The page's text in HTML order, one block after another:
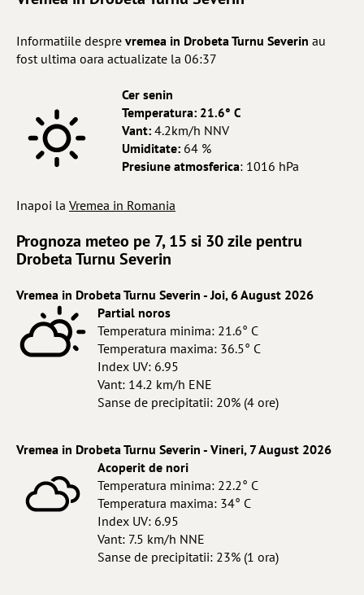
Informatiile despre vremea in Drobeta Turnu Severin au
fost ultima oara actualizate la 06:37
Cer senin
Temperatura: 21.6° C
Vant: 4.2km/h NNV
Umiditate: 64 %
Presiune atmosferica: 1016 hPa
Inapoi la Vremea in Romania
Prognoza meteo pe 7, 15 si 30 zile pentru
Drobeta Turnu Severin
Vremea in Drobeta Turnu Severin - Joi, 6 August 2026
Partial noros
Temperatura minima: 21.6° C
Temperatura maxima: 36.5° C
Index UV: 6.95
Vant: 14.2 km/h ENE
Sanse de precipitatii: 20% (4 ore)
Vremea in Drobeta Turnu Severin - Vineri, 7 August 2026
Acoperit de nori
Temperatura minima: 22.2° C
Temperatura maxima: 34° C
Index UV: 6.95
Vant: 7.5 km/h NNE
Sanse de precipitatii: 23% (1 ora)